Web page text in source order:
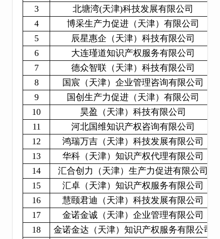
3
北塘湾(天津)科技发展有限公司
4
博采生产力促进（天津）有限公司
5
辰星惠企（天津）科技有限公司
6
大连瑾道知识产权服务有限公司
7
德众智联（天津）科技有限公司
8
国宸（天津）企业管理咨询有限公司
9
国创生产力促进（天津）有限公司
10
昊盈（天津）科技有限公司
11
河北国维知识产权咨询有限公司
12
鸿瑞万吉（天津）科技发展有限公司
13
华科（天津）知识产权代理有限公司
14
汇合创力（天津）生产力促进有限公司
15
汇卓（天津）知识产权服务有限公司
16
慧颐君迪（天津）科技发展有限公司
17
金诺金诚（天津）企业管理有限公司
18
金诺金达（天津）知识产权服务有限公司